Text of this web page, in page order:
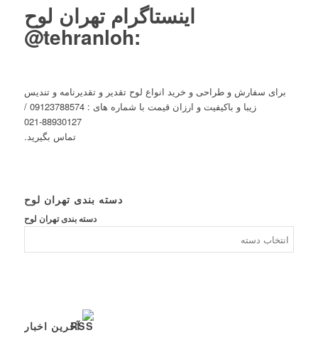
اینستاگرام تهران لوح
:
tehranloh@
برای سفارش و طراحی و خرید انواع لوح تقدیر و تقدیرنامه و تندیس
زیبا و باکیفیت و ارزان قیمت با شماره های : 09123788574 /
88930127-021
تماس بگیرید.
دسته بندی تهران لوح
دسته بندی تهران لوح
آخرین اخبار